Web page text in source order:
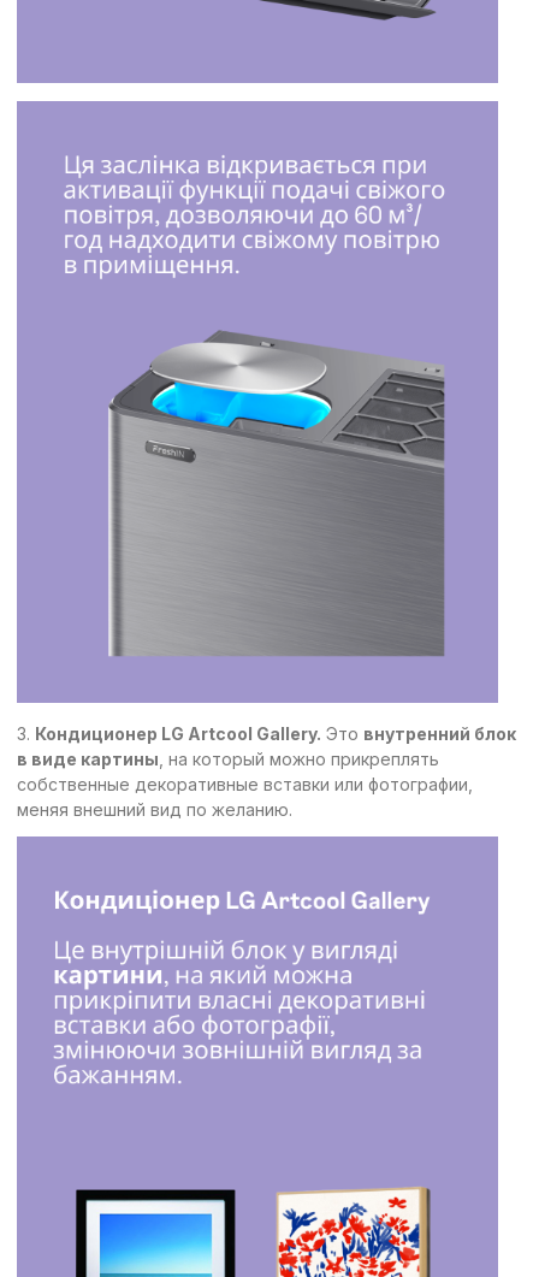
3. Кондиционер LG Artcool Gallery. Это внутренний блок
в виде картины, на который можно прикреплять
собственные декоративные вставки или фотографии,
меняя внешний вид по желанию.